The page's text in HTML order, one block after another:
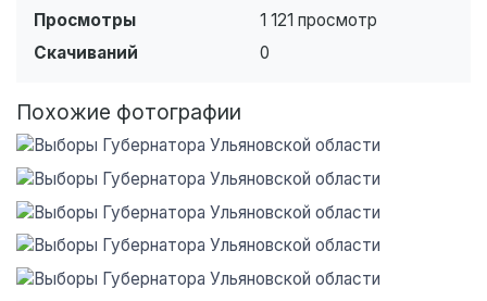
Просмотры
1 121 просмотр
Скачиваний
0
Похожие фотографии